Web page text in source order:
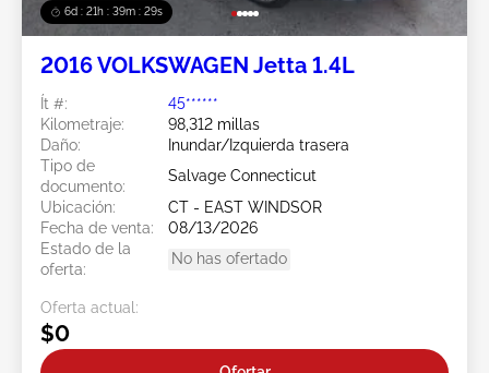
6d : 21h : 39m : 26s
2016 VOLKSWAGEN Jetta 1.4L
Ít #:
45******
Kilometraje:
98,312 millas
Daño:
Inundar/Izquierda trasera
Tipo de
documento:
Salvage Connecticut
Ubicación:
CT - EAST WINDSOR
Fecha de venta:
08/13/2026
Estado de la
oferta:
No has ofertado
Oferta actual:
$0